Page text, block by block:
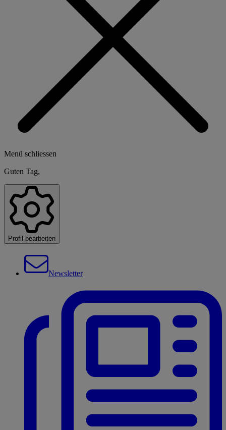
Menü schliessen
Guten Tag,
Profil bearbeiten
Newsletter